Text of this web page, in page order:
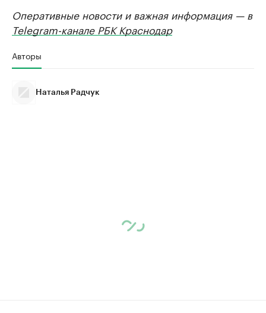
Оперативные новости и важная информация — в
Telegram-канале РБК Краснодар
Авторы
Наталья Радчук